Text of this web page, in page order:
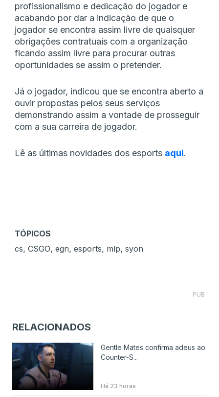
profissionalismo e dedicação do jogador e
acabando por dar a indicação de que o
jogador se encontra assim livre de quaisquer
obrigações contratuais com a organização
ficando assim livre para procurar outras
oportunidades se assim o pretender.
Já o jogador, indicou que se encontra aberto a
ouvir propostas pelos seus serviços
demonstrando assim a vontade de prosseguir
com a sua carreira de jogador.
Lê as últimas novidades dos esports aqui.
TÓPICOS
cs, CSGO, egn, esports, mlp, syon
PUB
RELACIONADOS
Gentle Mates confirma adeus ao
Counter-S...
Há 23 horas